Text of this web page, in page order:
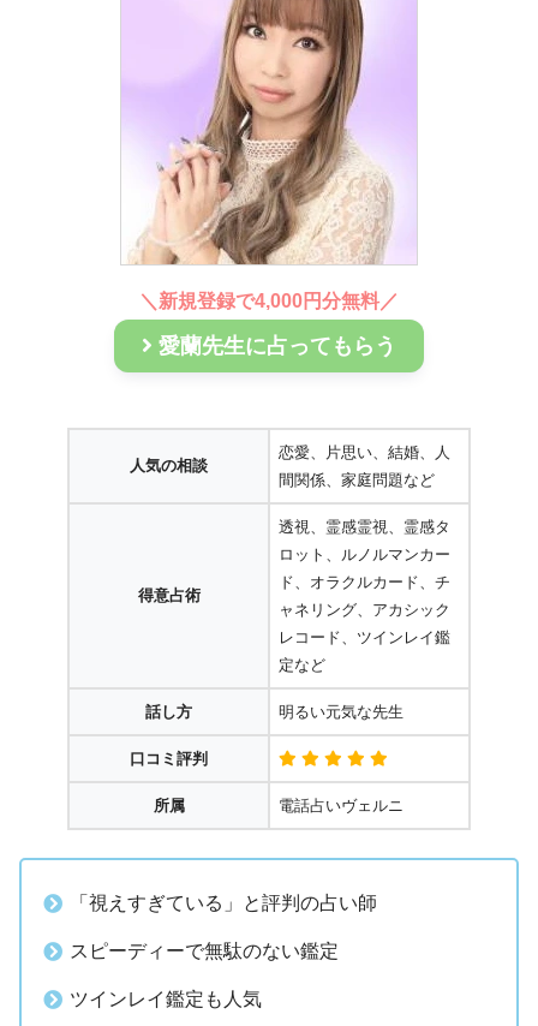
＼新規登録で4,000円分無料／
愛蘭先生に占ってもらう
人気の相談
恋愛、片思い、結婚、人
間関係、家庭問題など
得意占術
透視、霊感霊視、霊感タ
ロット、ルノルマンカー
ド、オラクルカード、チ
ャネリング、アカシック
レコード、ツインレイ鑑
定など
話し方 明るい元気な先生
口コミ評判
所属 電話占いヴェルニ
「視えすぎている」と評判の占い師
スピーディーで無駄のない鑑定
ツインレイ鑑定も人気